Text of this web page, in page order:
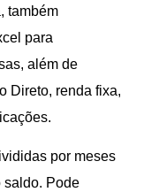
também
para
além de
Direto, renda fixa,
por meses
saldo. Pode